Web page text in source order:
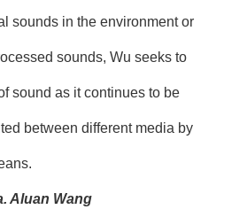
sounds in the environment or
sounds, Wu seeks to
sound as it continues to be
between different media by
Aluan Wang